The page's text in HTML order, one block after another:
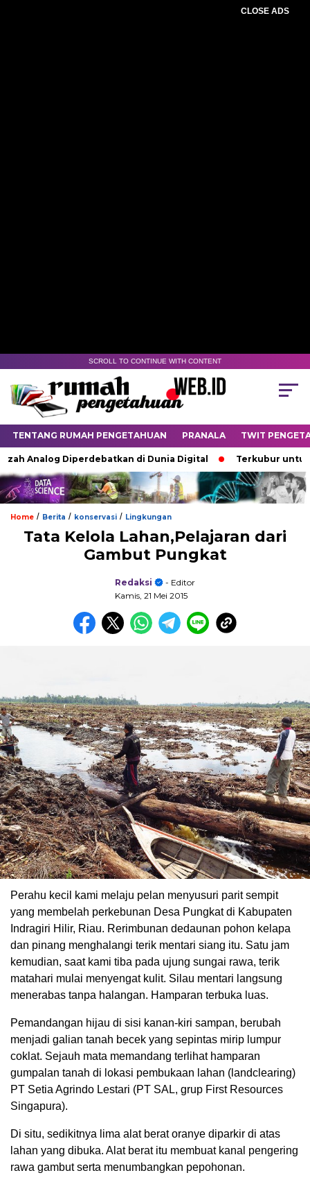
CLOSE ADS
SCROLL TO CONTINUE WITH CONTENT
TENTANG RUMAH PENGETAHUAN PRANALA TWIT
Diperdebatkan di Dunia Digital Terkubur untuk
Home / Berita / konservasi / Lingkungan
Tata Kelola Lahan,Pelajaran dari
Gambut Pungkat
Redaksi
- Editor
Kamis, 21 Mei 2015
Perahu kecil kami melaju pelan menyusuri parit sempit
yang membelah perkebunan Desa Pungkat di Kabupaten
Indragiri Hilir, Riau. Rerimbunan dedaunan pohon kelapa
dan pinang menghalangi terik mentari siang itu. Satu jam
kemudian, saat kami tiba pada ujung sungai rawa, terik
matahari mulai menyengat kulit. Silau mentari langsung
menerabas tanpa halangan. Hamparan terbuka luas.
Pemandangan hijau di sisi kanan-kiri sampan, berubah
menjadi galian tanah becek yang sepintas mirip lumpur
coklat. Sejauh mata memandang terlihat hamparan
gumpalan tanah di lokasi pembukaan lahan (landclearing)
PT Setia Agrindo Lestari (PT SAL, grup First Resources
Singapura).
Di situ, sedikitnya lima alat berat oranye diparkir di atas
lahan yang dibuka. Alat berat itu membuat kanal pengering
rawa gambut serta menumbangkan pepohonan.